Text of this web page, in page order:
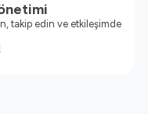
takip edin ve etkileşimde